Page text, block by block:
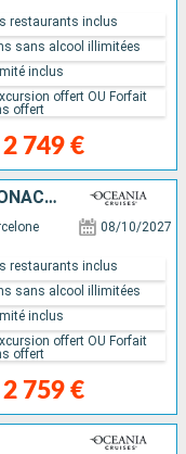
2 749 €
restaurants inclus
sans alcool illimitées
inclus
offert OU Forfait
offert
MAJORQUE, ESPAGNE, FRANCE, MONACO, ITALIE
08/10/2027
2 759 €
restaurants inclus
sans alcool illimitées
inclus
offert OU Forfait
offert